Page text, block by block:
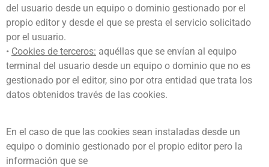
del usuario desde un equipo o dominio gestionado por el
propio editor y desde el que se presta el servicio solicitado
por el usuario.
• Cookies de terceros: aquéllas que se envían al equipo
terminal del usuario desde un equipo o dominio que no es
gestionado por el editor, sino por otra entidad que trata los
datos obtenidos través de las cookies.
En el caso de que las cookies sean instaladas desde un
equipo o dominio gestionado por el propio editor pero la
información que se